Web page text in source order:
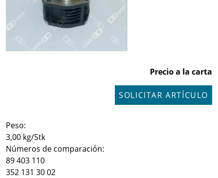
Precio a la carta
SOLICITAR ARTÍCULO
Peso:
3,00 kg/Stk
Números de comparación:
89 403 110
352 131 30 02